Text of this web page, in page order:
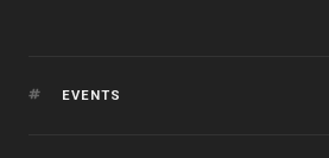
TAGS
EVENTS